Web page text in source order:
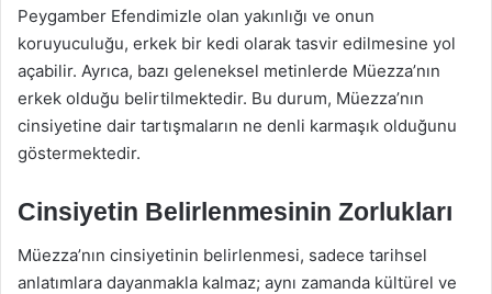
Peygamber Efendimizle olan yakınlığı ve onun
koruyuculuğu, erkek bir kedi olarak tasvir edilmesine yol
açabilir. Ayrıca, bazı geleneksel metinlerde Müezza’nın
erkek olduğu belirtilmektedir. Bu durum, Müezza’nın
cinsiyetine dair tartışmaların ne denli karmaşık olduğunu
göstermektedir.
Cinsiyetin Belirlenmesinin Zorlukları
Müezza’nın cinsiyetinin belirlenmesi, sadece tarihsel
anlatımlara dayanmakla kalmaz; aynı zamanda kültürel ve